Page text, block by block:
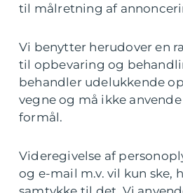
til målretning af
Vi benytter herudover en
til opbevaring og
behandler udelukkende
vegne og må ikke
formål.
Videregivelse af
og e-mail m.v. vil kun ske,